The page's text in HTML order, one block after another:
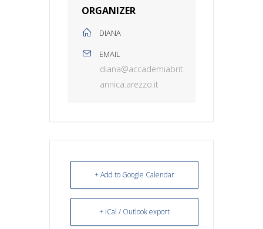
ORGANIZER
DIANA
EMAIL
diana@accademiabrit
annica.arezzo.it
+ Add to Google Calendar
+ iCal / Outlook export